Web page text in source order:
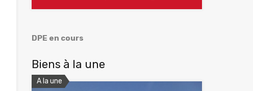
DPE en cours
Biens à la une
A la une